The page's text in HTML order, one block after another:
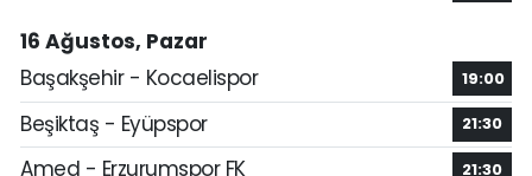
16 Ağustos, Pazar
Başakşehir - Kocaelispor
19:00
Beşiktaş - Eyüpspor 21:30
Amed - Erzurumspor FK 21:30